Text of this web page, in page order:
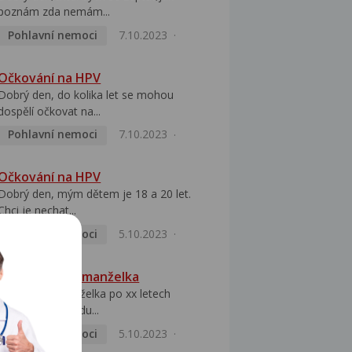
zda nemám...
Pohlavní nemoci
7.10.2023
na HPV
Dobrý den, do kolika let se mohou
očkovat na...
Pohlavní nemoci
7.10.2023
na HPV
Dobrý den, mým dětem je 18 a 20 let.
je nechat...
Pohlavní nemoci
5.10.2023
pozitivní manželka
Dobrý den, manželka po xx letech
přivezla z Východu...
Pohlavní nemoci
5.10.2023